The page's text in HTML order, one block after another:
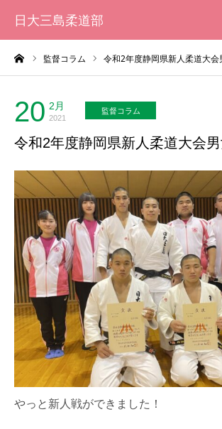
日大三島柔道部
監督コラム 令和2年度静岡県新人柔道大
20 2月
2021
監督コラム
令和2年度静岡県新人柔道大会
やっと新人戦ができました！
HOME
柔道部 紹介
ブログ
大会記録
写真集
応援メッセージ一覧